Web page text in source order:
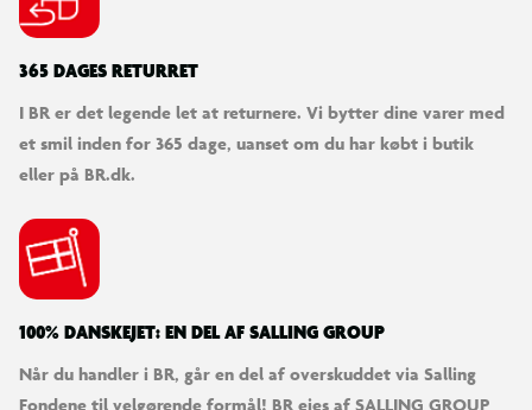
365 DAGES RETURRET
I BR er det legende let at returnere. Vi bytter dine varer med
et smil inden for 365 dage, uanset om du har købt i butik
eller på BR.dk.
100% DANSKEJET: EN DEL AF SALLING GROUP
Når du handler i BR, går en del af overskuddet via Salling
Fondene til velgørende formål! BR ejes af SALLING GROUP